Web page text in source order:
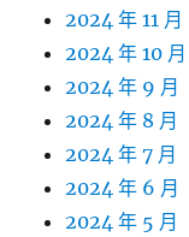
2024 年 11 月
2024 年 10 月
2024 年 9 月
2024 年 8 月
2024 年 7 月
2024 年 6 月
2024 年 5 月